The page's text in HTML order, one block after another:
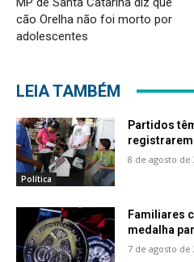
cão Orelha não foi morto por
adolescentes
LEIA TAMBÉM
Política
Partidos
8 de agosto de
Familiares
medalha
7 de agosto de